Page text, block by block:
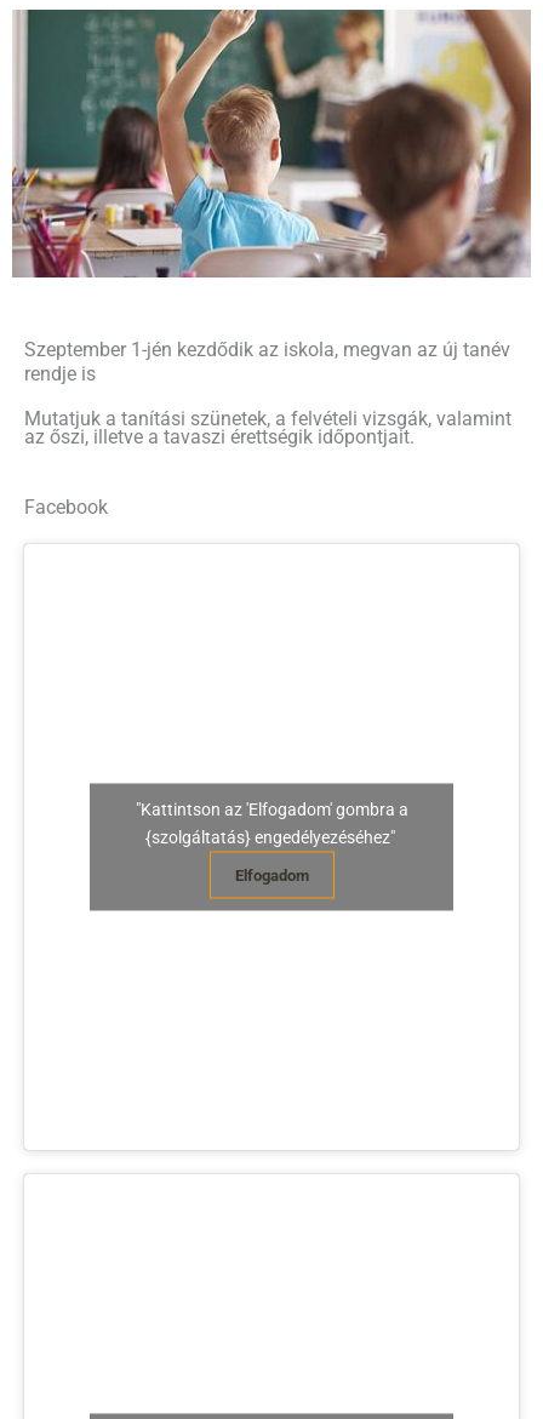
Szeptember 1-jén kezdődik az iskola, megvan az új tanév
rendje is
Mutatjuk a tanítási szünetek, a felvételi vizsgák, valamint
az őszi, illetve a tavaszi érettségik időpontjait.
Facebook
"Kattintson az 'Elfogadom' gombra a
{szolgáltatás} engedélyezéséhez"
Elfogadom